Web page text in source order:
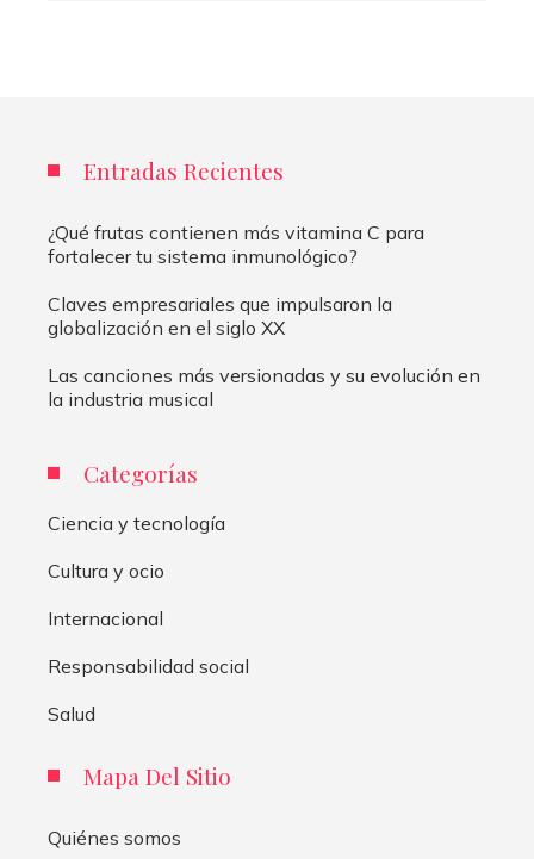
Entradas Recientes
¿Qué frutas contienen más vitamina C para
fortalecer tu sistema inmunológico?
Claves empresariales que impulsaron la
globalización en el siglo XX
Las canciones más versionadas y su evolución en
la industria musical
Categorías
Ciencia y tecnología
Cultura y ocio
Internacional
Responsabilidad social
Salud
Mapa Del Sitio
Quiénes somos